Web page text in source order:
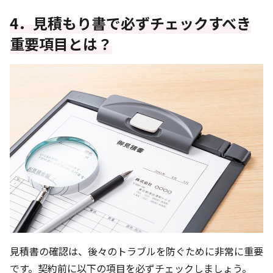
4．見積もり書で必ずチェックすべき
重要項目とは？
見積書の確認は、後々のトラブルを防ぐために非常に重要
です。契約前に以下の項目を必ずチェックしましょう。